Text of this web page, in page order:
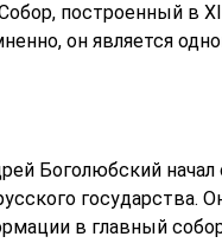
построенный в
он является
Боголюбский начал
государства.
в главный